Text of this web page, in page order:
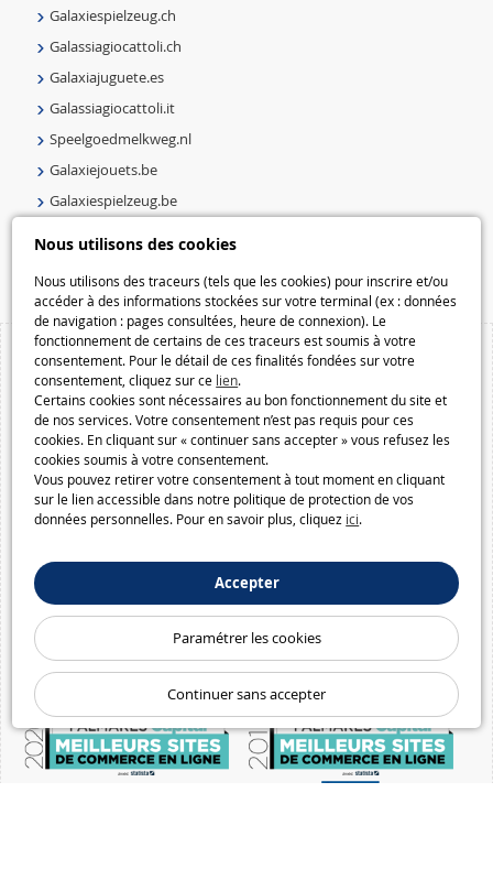
Nous utilisons des cookies
Nous utilisons des traceurs (tels que les cookies) pour inscrire et/ou
accéder à des informations stockées sur votre terminal (ex : données
de navigation : pages consultées, heure de connexion). Le
fonctionnement de certains de ces traceurs est soumis à votre
consentement. Pour le détail de ces finalités fondées sur votre
consentement, cliquez sur ce lien.
Certains cookies sont nécessaires au bon fonctionnement du site et
de nos services. Votre consentement n’est pas requis pour ces
cookies. En cliquant sur « continuer sans accepter » vous refusez les
cookies soumis à votre consentement.
Vous pouvez retirer votre consentement à tout moment en cliquant
sur le lien accessible dans notre politique de protection de vos
données personnelles. Pour en savoir plus, cliquez ici.
Accepter
Paramétrer les cookies
Continuer sans accepter
Galaxiespielzeug.ch
Galassiagiocattoli.ch
Galaxiajuguete.es
Galassiagiocattoli.it
Speelgoedmelkweg.nl
Galaxiejouets.be
Galaxiespielzeug.be